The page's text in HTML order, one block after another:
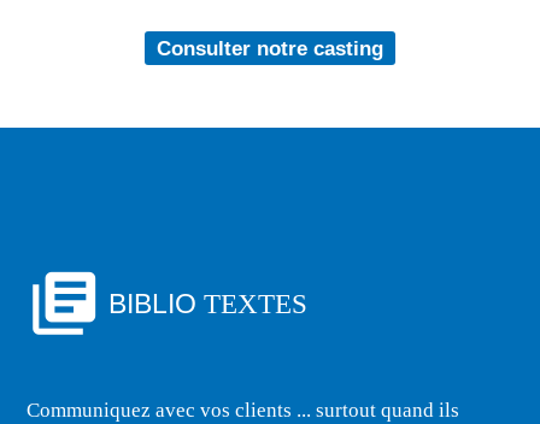
Consulter notre casting
library_books BIBLIOTEXTES
Communiquez avec vos clients ... surtout quand ils